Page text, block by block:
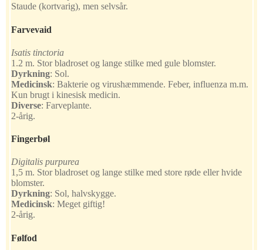
Staude (kortvarig), men selvsår.
Farvevaid
Isatis tinctoria
1.2 m. Stor bladroset og lange stilke med gule blomster.
Dyrkning: Sol.
Medicinsk: Bakterie og virushæmmende. Feber, influenza m.m.
Kun brugt i kinesisk medicin.
Diverse: Farveplante.
2-årig.
Fingerbøl
Digitalis purpurea
1,5 m. Stor bladroset og lange stilke med store røde eller hvide
blomster.
Dyrkning: Sol, halvskygge.
Medicinsk: Meget giftig!
2-årig.
Følfod